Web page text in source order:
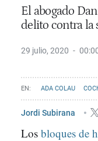
El abogado
delito contra la
29 julio, 2020
ADA COLAU
Jordi Subirana
Los bloques de